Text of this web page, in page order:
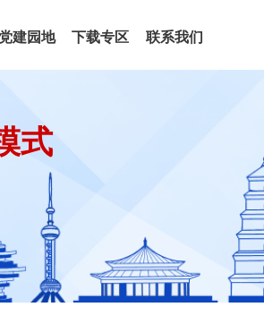
党建园地 下载专区 联系我们
式